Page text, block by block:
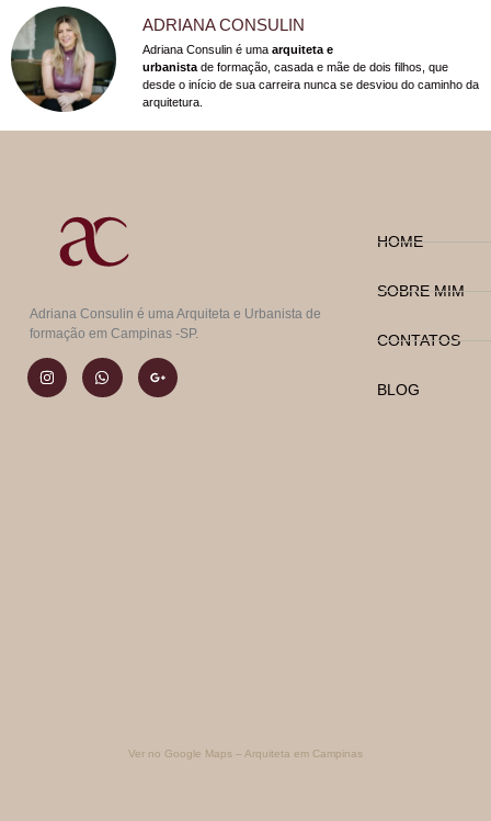
ADRIANA CONSULIN
Adriana Consulin é uma arquiteta e
urbanista de formação, casada e mãe de dois filhos, que
desde o início de sua carreira nunca se desviou do caminho da
arquitetura.
Adriana Consulin é uma Arquiteta e Urbanista de
formação em Campinas -SP.
HOME
SOBRE MIM
CONTATOS
BLOG
Ver no Google Maps – Arquiteta em Campinas